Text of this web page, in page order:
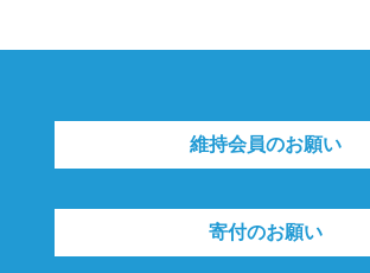
維持会員のお願い
寄付のお願い